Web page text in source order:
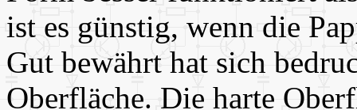
ist es günstig, wenn die
Gut bewährt hat sich
Oberfläche. Die harte